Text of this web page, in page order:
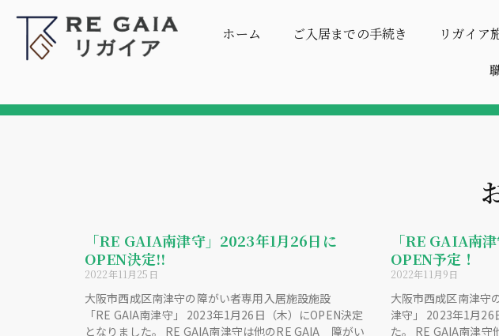
ホーム ご入居までの手続き リガイア
「RE GAIA南津守」2023年1月26日に
OPEN決定!!
2022年11月25日
大阪市西成区南津守の障がい者専用入居施設施設
「RE GAIA南津守」 2023年1月26日（木）にOPEN決定
となりました。 RE GAIA南津守は他のRE GAIA 障がい
「RE GAIA南
OPEN予定！
2022年11月9日
大阪市西成区南津
津守」 2023年1月26
た。 RE GAIA南津